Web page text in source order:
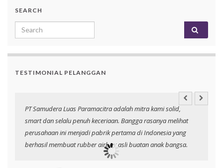
SEARCH
Search for:
TESTIMONIAL PELANGGAN
PT Samudera Luas Paramacitra adalah mitra kami solid,
smart dan selalu penuh keceriaan. Bangga rasanya melihat
perusahaan ini menjadi pabrik pertama di Indonesia yang
berhasil membuat rubber airbag asli buatan anak bangsa.